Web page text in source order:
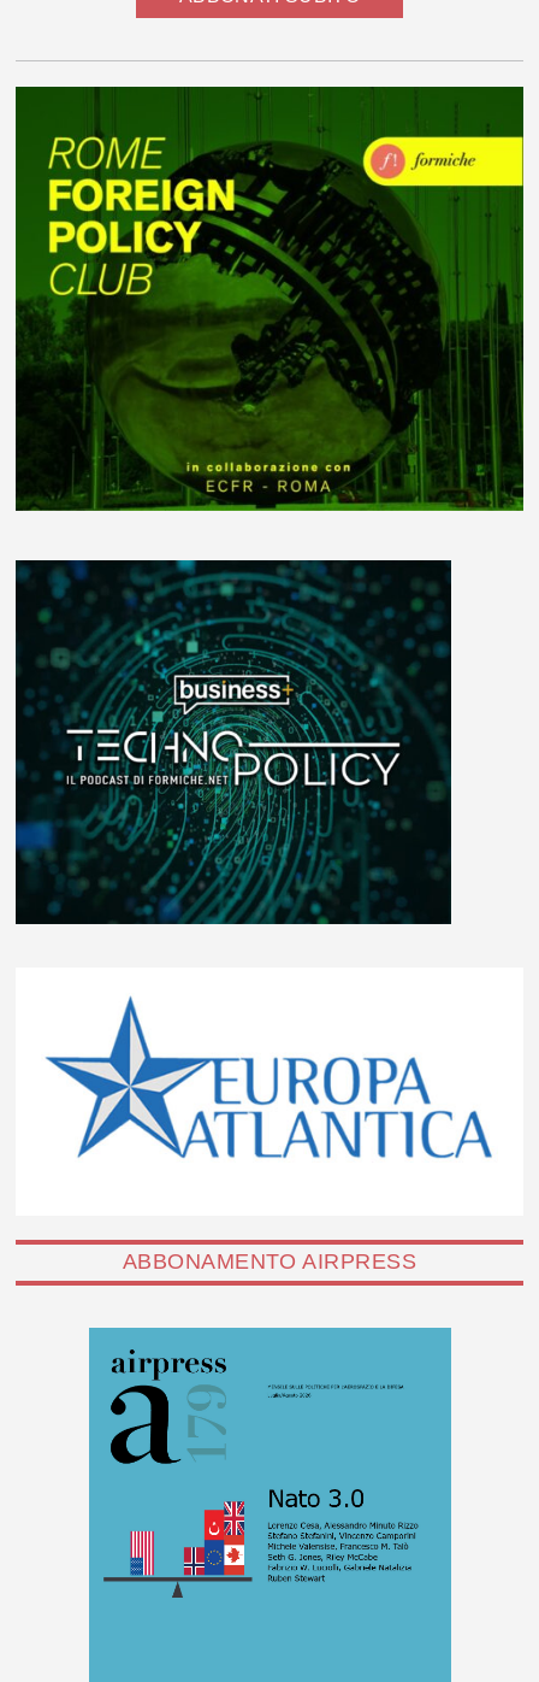
ABBONAMENTO AIRPRESS